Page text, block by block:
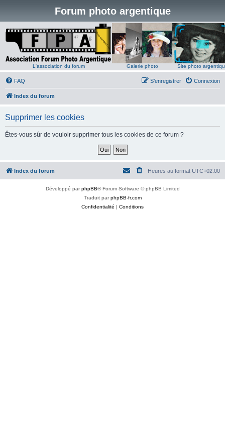
Forum photo argentique
L'association du forum Galerie photo Site photo
FAQ Connexion
S’enregistrer
Index du forum
Supprimer les cookies
Êtes-vous sûr de vouloir supprimer tous les cookies de ce forum ?
Index du forum Heures au format UTC+02:00
Développé parphpBB® Forum Software © phpBB Limited
Traduit parphpBB-fr.com
Confidentialité | Conditions